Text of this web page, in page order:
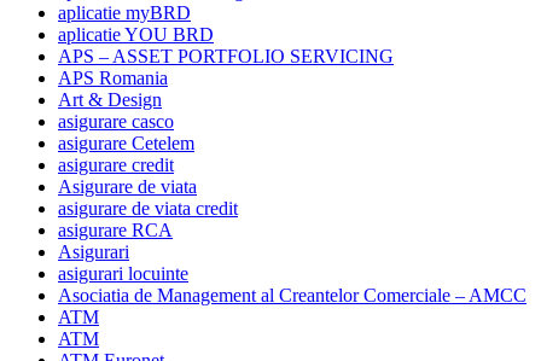
aplicatie myBRD
aplicatie YOU BRD
APS – ASSET PORTFOLIO SERVICING
APS Romania
Art & Design
asigurare casco
asigurare Cetelem
asigurare credit
Asigurare de viata
asigurare de viata credit
asigurare RCA
Asigurari
asigurari locuinte
Asociatia de Management al Creantelor Comerciale – AMCC
ATM
ATM